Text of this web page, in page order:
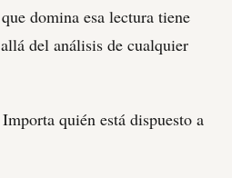
domina esa lectura tiene
del análisis de cualquier
quién está dispuesto a